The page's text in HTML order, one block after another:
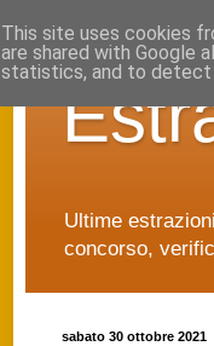
Ultime
concorso,
sabato 30 ottobre 2021
This site uses cookies
are shared with Google
statistics, and to detect